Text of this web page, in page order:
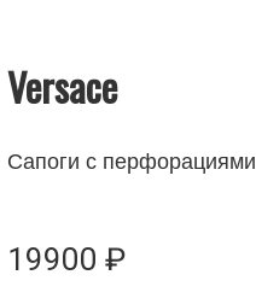
Versace
Сапоги с перфорациями
19900 ₽